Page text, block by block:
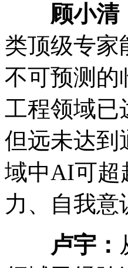
顾小清
类顶级专家
不可预测的
工程领域已
但远未达到
域中AI可超
力、自我意
卢宇：